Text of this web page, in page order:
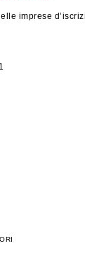
imprese